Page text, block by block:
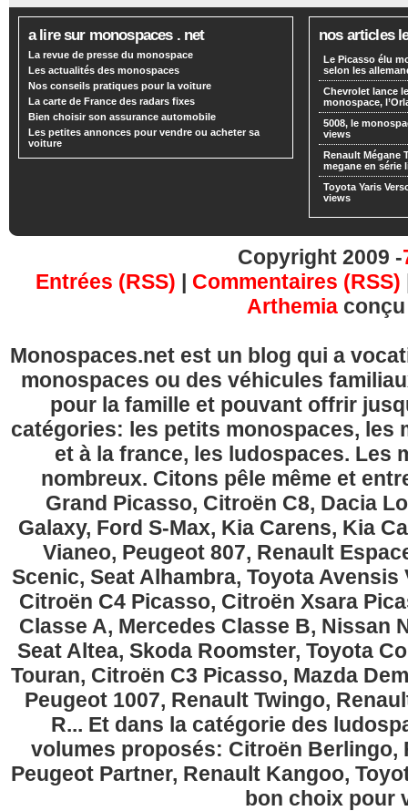
a lire sur monospaces . net
La revue de presse du monospace
Les actualités des monospaces
Nos conseils pratiques pour la voiture
La carte de France des radars fixes
Bien choisir son assurance automobile
Les petites annonces pour vendre ou acheter sa
voiture
nos articles
Le Picasso élu
selon les
Chevrolet lance
monospace,
5008, le
views
Renault Mégane
megane en série
Toyota Yaris
views
Copyright 2009 -
Entrées (RSS) | Commentaires (RSS)
Arthemia
Monospaces.net est un blog qui a
monospaces ou des véhicules
pour la famille et pouvant offrir
catégories: les petits monospaces, les
et à la france, les ludospaces. Les
nombreux. Citons pêle même et
Grand Picasso, Citroën C8, Dacia
Galaxy, Ford S-Max, Kia Carens, Kia
Vianeo, Peugeot 807, Renault
Scenic, Seat Alhambra, Toyota
Citroën C4 Picasso, Citroën Xsara
Classe A, Mercedes Classe B, Nissan
Seat Altea, Skoda Roomster, Toyota
Touran, Citroën C3 Picasso, Mazda
Peugeot 1007, Renault Twingo,
R... Et dans la catégorie des
volumes proposés: Citroën Berlingo,
Peugeot Partner, Renault Kangoo,
bon choix pour